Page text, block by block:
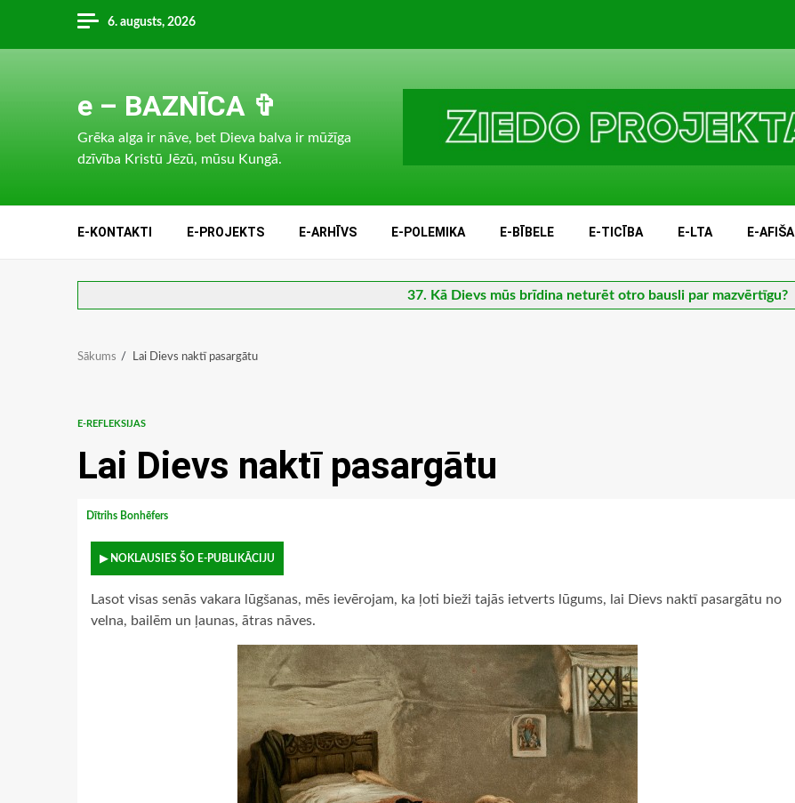
content
6. augusts, 2026
e – BAZNĪCA ✞
Grēka alga ir nāve, bet Dieva balva ir mūžīga
dzīvība Kristū Jēzū, mūsu Kungā.
E-KONTAKTI E-PROJEKTS E-ARHĪVS E-POLEMIKA E-BĪBELE E-TICĪBA E-LTA E-AFIŠA
37. Kā Dievs mūs brīdina neturēt otro bausli par mazvērtīgu?
Sākums Lai Dievs naktī pasargātu
E-REFLEKSIJAS
Lai Dievs naktī pasargātu
Dītrihs Bonhēfers
▶ NOKLAUSIES ŠO E-PUBLIKĀCIJU
Lasot visas senās vakara lūgšanas, mēs ievērojam, ka ļoti bieži tajās ietverts lūgums, lai Dievs naktī pasargātu no
velna, bailēm un ļaunas, ātras nāves.